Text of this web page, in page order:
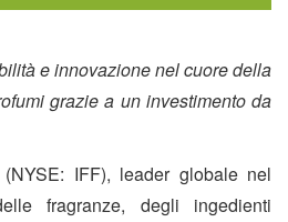
e innovazione nel cuore della
grazie a un investimento da
IFF), leader globale nel
fragranze, degli ingedienti